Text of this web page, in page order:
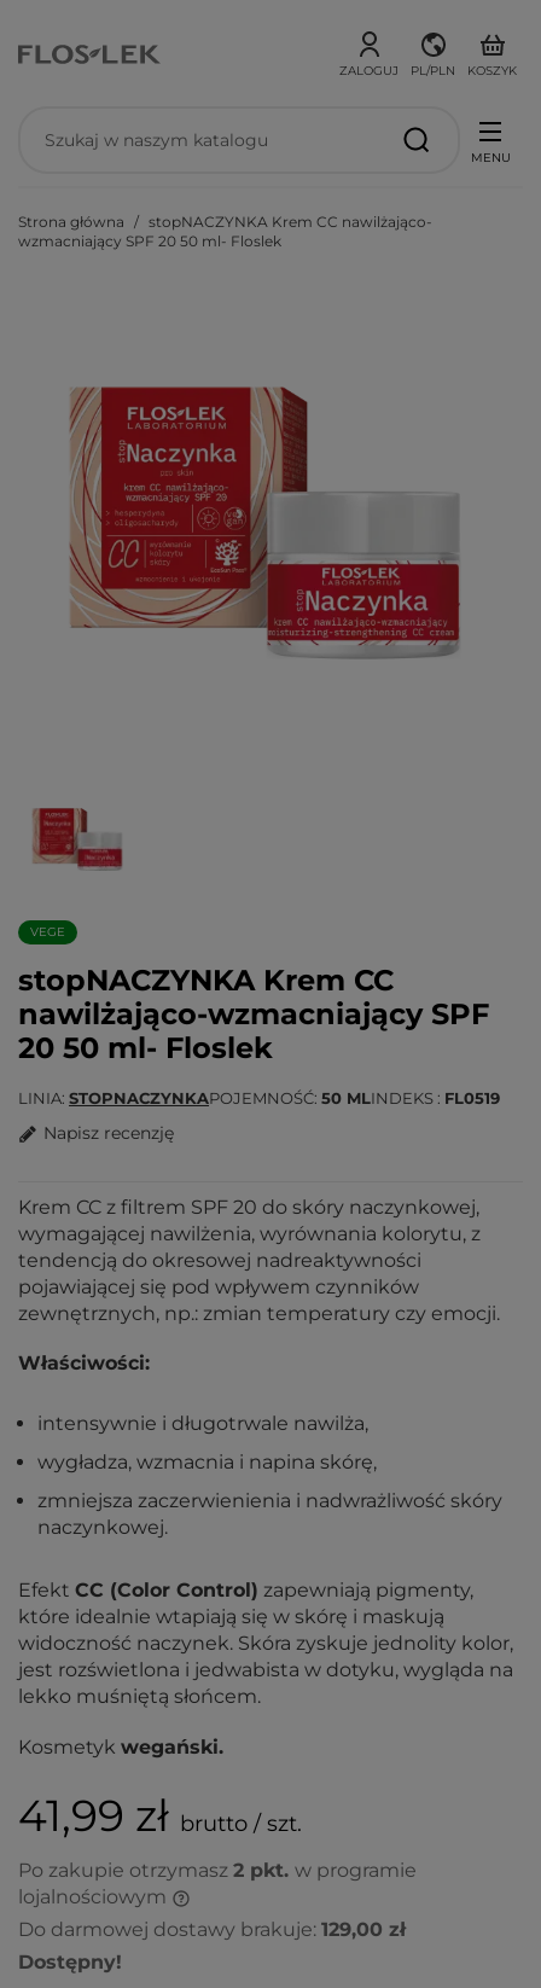
ZALOGUJ PL/PLN KOSZYK
MENU
Strona główna
stopNACZYNKA Krem CC nawilżająco-
wzmacniający SPF 20 50 ml- Floslek
VEGE
stopNACZYNKA Krem CC
nawilżająco-wzmacniający SPF
20 50 ml- Floslek
LINIA STOPNACZYNKAPOJEMNOŚĆ 50 MLINDEKS FL0519
Napisz recenzję
Krem CC z filtrem SPF 20 do skóry naczynkowej,
wymagającej nawilżenia, wyrównania kolorytu, z
tendencją do okresowej nadreaktywności
pojawiającej się pod wpływem czynników
zewnętrznych, np.: zmian temperatury czy emocji.
Właściwości:
intensywnie i długotrwale nawilża,
wygładza, wzmacnia i napina skórę,
zmniejsza zaczerwienienia i nadwrażliwość skóry
naczynkowej.
Efekt CC (Color Control) zapewniają pigmenty,
które idealnie wtapiają się w skórę i maskują
widoczność naczynek. Skóra zyskuje jednolity kolor,
jest rozświetlona i jedwabista w dotyku, wygląda na
lekko muśniętą słońcem.
Kosmetyk wegański.
41,99 zł brutto / szt.
Po zakupie otrzymasz 2 pkt. w programie
lojalnościowym
Do darmowej dostawy brakuje: 129,00 zł
Dostępny!